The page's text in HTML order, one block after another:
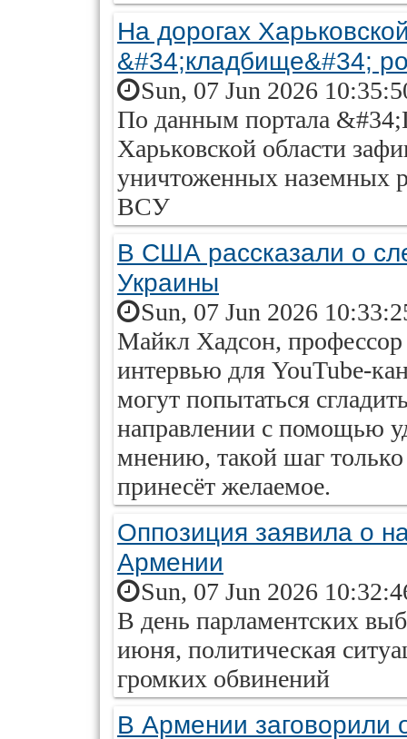
На дорогах
&#34;кладбище&#34;
Sun, 07 Jun 2026
По данным портала
Харьковской области
уничтоженных наземных
ВСУ
В США рассказали о
Украины
Sun, 07 Jun 2026
Майкл Хадсон,
интервью для YouTube-
могут попытаться
направлении с помощью
мнению, такой шаг
принесёт желаемое.
Оппозиция заявила о
Армении
Sun, 07 Jun 2026
В день парламентских
июня, политическая
громких обвинений
В Армении заговорили